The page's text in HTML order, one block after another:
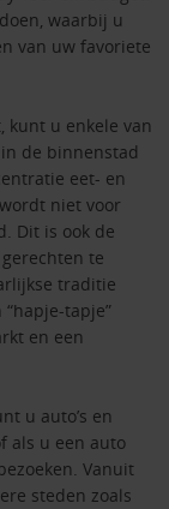
waarbij u
van uw favoriete
kunt u enkele van
de binnenstad
eet- en
niet voor
Dit is ook de
te
traditie
tapje”
en een
u auto’s en
als u een auto
Vanuit
steden zoals